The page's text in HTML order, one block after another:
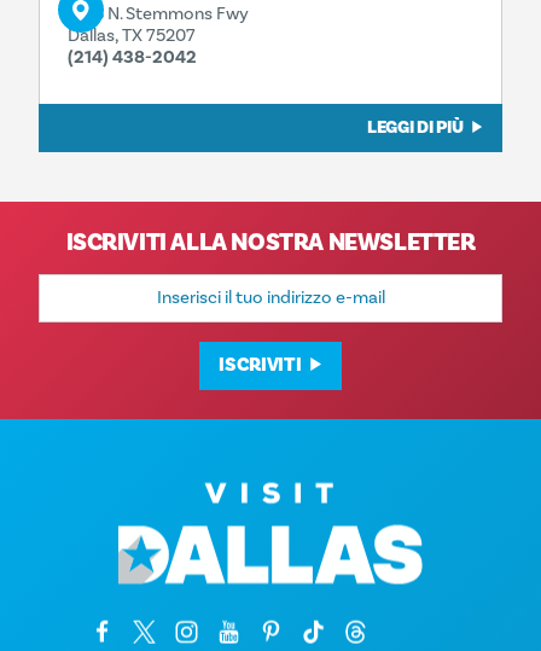
1323 N. Stemmons Fwy
Dallas, TX 75207
(214) 438-2042
LEGGI DI PIÙ
ISCRIVITI ALLA NOSTRA NEWSLETTER
Indirizzo
mail
ISCRIVITI